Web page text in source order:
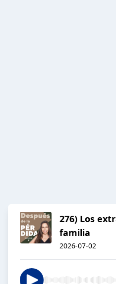
276) Los
familia
2026-07-02